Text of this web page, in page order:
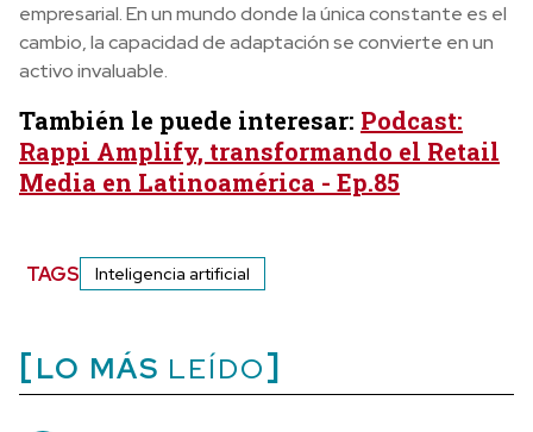
empresarial. En un mundo donde la única constante es el
cambio, la capacidad de adaptación se convierte en un
activo invaluable.
También le puede interesar: Podcast:
Rappi Amplify, transformando el Retail
Media en Latinoamérica - Ep.85
TAGS Inteligencia artificial
LO MÁS LEÍDO